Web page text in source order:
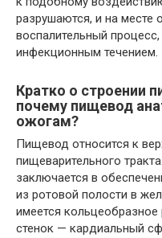
разрушаются, и на месте
воспалительный
инфекционным течением.
Кратко о строении
почему пищевод
ожогам?
Пищевод относится к
пищеварительного
заключается в
из ротовой полости в
имеется
стенок — кардиальный